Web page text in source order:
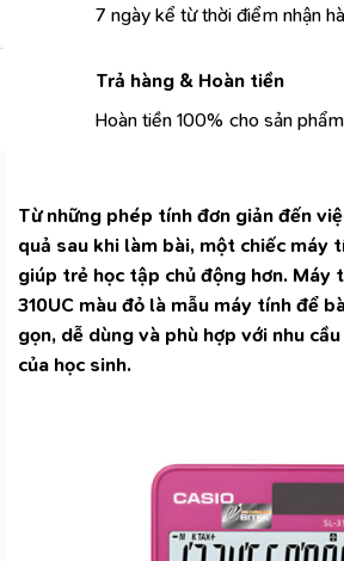
7 ngày kể từ thời điểm nhận
Trả hàng & Hoàn tiền
Hoàn tiền 100% cho sản
Từ những phép tính đơn giản đến
quả sau khi làm bài, một chiếc máy
giúp trẻ học tập chủ động hơn. Máy
310UC màu đỏ là mẫu máy tính để
gọn, dễ dùng và phù hợp với nhu
của học sinh.